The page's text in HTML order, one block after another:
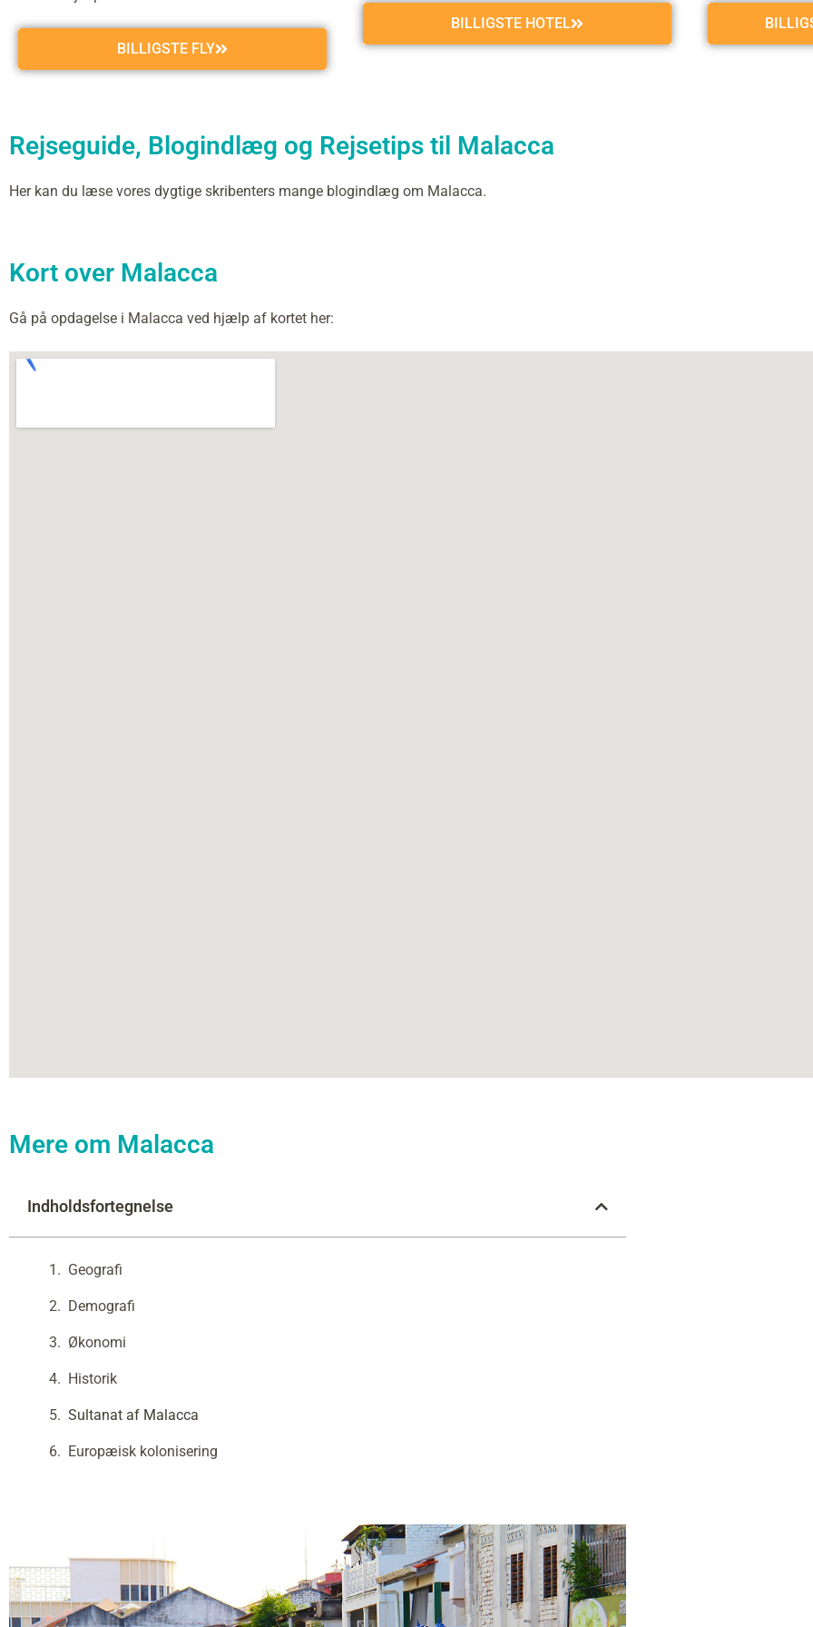
BILLIGSTE FLY
BILLIGSTE HOTEL
Rejseguide, Blogindlæg og Rejsetips til Malacca
Her kan du læse vores dygtige skribenters mange blogindlæg om Malacca.
Kort over Malacca
Gå på opdagelse i Malacca ved hjælp af kortet her:
Mere om Malacca
Indholdsfortegnelse
Geografi
Demografi
Økonomi
Historik
Sultanat af Malacca
Europæisk kolonisering